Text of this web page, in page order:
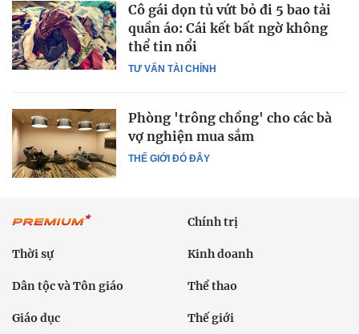
TƯ VẤN TÀI CHÍNH
Cô gái dọn tủ vứt bỏ đi 5 bao tải
quần áo: Cái kết bất ngờ không
thể tin nổi
THẾ GIỚI ĐÓ ĐÂY
Phòng 'trông chồng' cho các bà
vợ nghiện mua sắm
Chính trị
Thời sự Kinh doanh
Dân tộc và Tôn giáo Thể thao
Giáo dục Thế giới